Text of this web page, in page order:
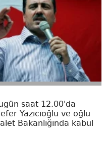
saat 12.00'da
Yazıcıoğlu ve oğlu
Bakanlığında kabul